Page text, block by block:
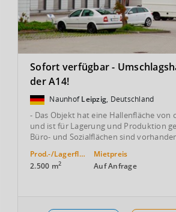
Sofort verfügbar -
der A14!
NaunhofLeipzig, Deutschland
- Das Objekt hat eine Hallenfläche von
und ist für Lagerung und Produktion
Büro- und Sozialflächen sind
Prod.-/Lagerfläche
2.500 m2
Mietpreis
Auf Anfrage